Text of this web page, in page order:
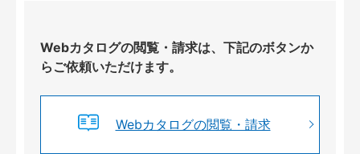
Webカタログの閲覧・請求は、下記のボタンか
らご依頼いただけます。
Webカタログの閲覧・請求